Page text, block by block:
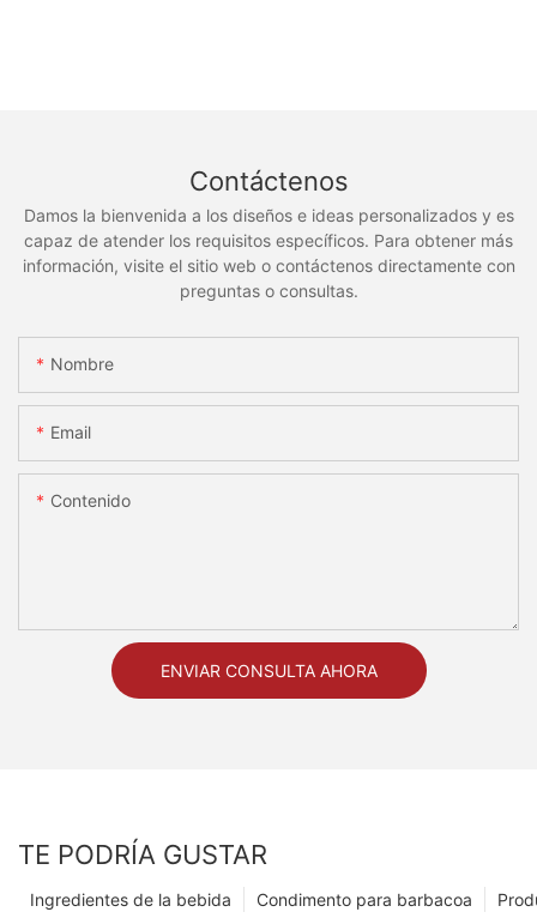
Contáctenos
Damos la bienvenida a los diseños e ideas personalizados y es
capaz de atender los requisitos específicos. Para obtener más
información, visite el sitio web o contáctenos directamente con
preguntas o consultas.
Nombre
Email
Contenido
ENVIAR CONSULTA AHORA
TE PODRÍA GUSTAR
Condimento para barbacoa
Ingredientes de la bebida